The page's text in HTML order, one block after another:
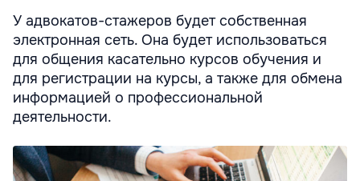
У адвокатов-стажеров будет собственная
электронная сеть. Она будет использоваться
для общения касательно курсов обучения и
для регистрации на курсы, а также для обмена
информацией о профессиональной
деятельности.